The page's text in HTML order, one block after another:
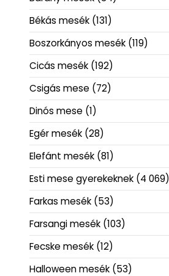
Békás mesék (131)
Boszorkányos mesék (119)
Cicás mesék (192)
Csigás mese (72)
Dinós mese (1)
Egér mesék (28)
Elefánt mesék (81)
Esti mese gyerekeknek (4 069)
Farkas mesék (53)
Farsangi mesék (103)
Fecske mesék (12)
Halloween mesék (53)